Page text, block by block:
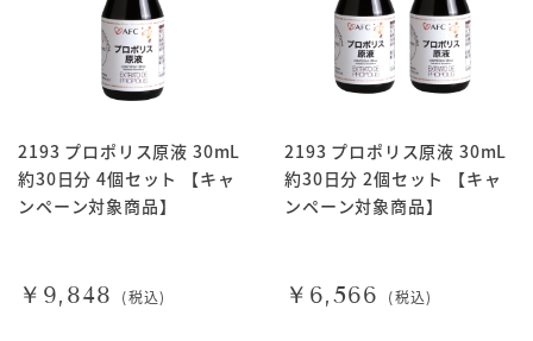
2193 プロポリス原液 30mL
約30日分 4個セット 【キャ
ンペーン対象商品】
￥9,848 (税込)
2193 プロポリス原液 30mL
約30日分 2個セット 【キャ
ンペーン対象商品】
￥6,566 (税込)